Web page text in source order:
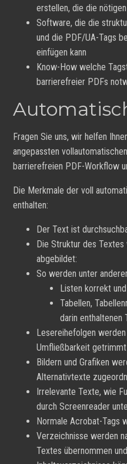
erstellen, die die
Software, die die
und die PDF/UA-Tags
einfügen kann
Know-How welche
barrierefreier PDFs
Fragen Sie uns, wir helfen
angepassten
barrierefreien PDF-Workflow
Die Merkmale der voll
enthalten:
Der Text ist
Die Struktur des
abgebildet:
So werden unter
Listen korrekt
Tabellen,
darin
Lesereihefolgen
Umfließbarkeit
Bildern und Grafiken
Alternativtexte
Irrelevante Texte, wie
durch Screenreader
Normale Acrobat-Tags
Verzeichnisse werden
Textes übernommen